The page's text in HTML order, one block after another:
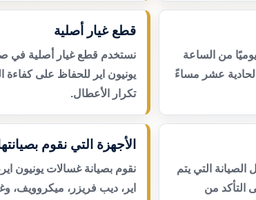
من الساعة
عشر مساءً
قطع غيار أصلية
نستخدم قطع غيار أصلية في
يونيون اير للحفاظ على كفاءة
تكرار الأعطال.
التي يتم
التأكد من
الأجهزة التي نقوم
نقوم بصيانة غسالات يونيون
اير، ديب فريزر، ميكروويف،